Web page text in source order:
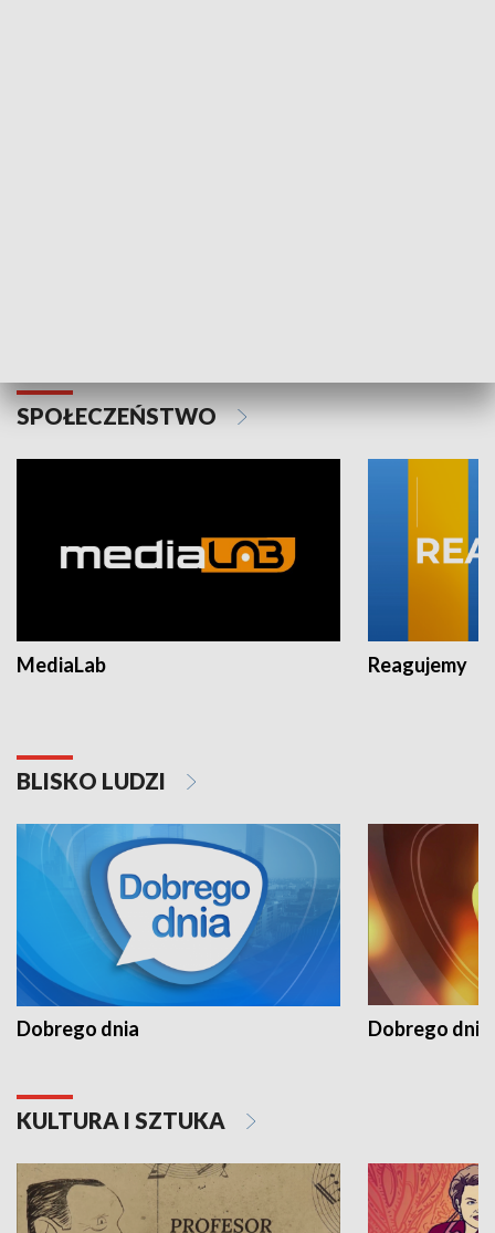
SPOŁECZEŃSTWO
MediaLab Reagujemy
BLISKO LUDZI
Dobrego dnia Dobrego dnia
KULTURA I SZTUKA